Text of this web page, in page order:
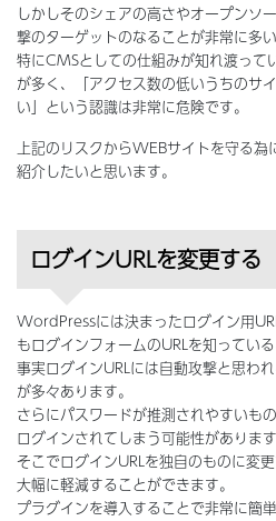
しかしそのシェアの高さやオープンソ
撃のターゲットのなることが非常に多
特にCMSとしての仕組みが知れ渡って
が多く、「アクセス数の低いうちのサ
い」という認識は非常に危険です。
上記のリスクからWEBサイトを守る
紹介したいと思います。
ログインURLを変更する
WordPressには決まったログイン用
もログインフォームのURLを知ってい
事実ログインURLには自動攻撃と思わ
が多々あります。
さらにパスワードが推測されやすいも
ログインされてしまう可能性があります
そこでログインURLを独自のものに変
大幅に軽減することができます。
プラグインを導入することで非常に簡